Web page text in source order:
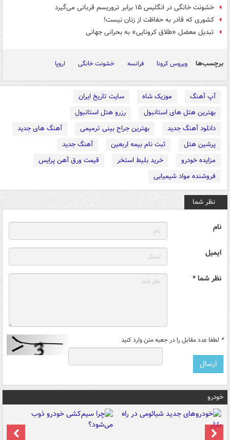
خشونت خانگی در انگلیس ۱۵ برابر تروریسم قربانی می‌گیرد
کشوری که قادر به حفاظت از زنان نیست!
تبدیل معضل «طلاق کرونایی» به بحرانی جهانی
برچسب‌ها ویروس کرونا فرانسه خشونت خانگی اروپا
آپ آهنگ موزیک شاه
سایت تاریخ ایران
بهترین هتل های استانبول
رزرو هتل استانبول
دانلود آهنگ جدید
بهترین جراح بینی ترمیمی
آهنگ های جدید
پرشین هتل
ثبت نام بیمه اربعین
آهنگ جدید
مزایده خودرو
خرید بلیط استخر
قیمت ورق آهن پرایس
فروشنده مواد شیمیایی
نظر شما
نام
ایمیل
نظر شما *
* لطفا عدد مقابل را در جعبه متن وارد کنید
خودرو